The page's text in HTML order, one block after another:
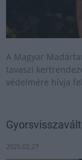
A Magyar
tavaszi
védelmére hívja
2025.02.27